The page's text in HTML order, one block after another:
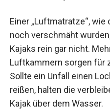
Einer „Luftmatratze“,
noch verschmäht
Kajaks rein gar nicht.
Luftkammern sorgen für
Sollte ein Unfall einen
reißen, halten die
Kajak über dem Wasser.